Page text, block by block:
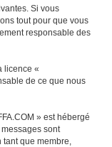
Si vous
tout pour que vous
responsable des
licence «
de ce que nous
» est hébergé
sont
tant que membre,